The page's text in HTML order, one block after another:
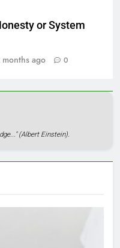
or System
months ago 0
(Albert Einstein).